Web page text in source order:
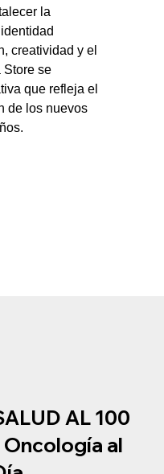
la
creatividad y el
Store se
que refleja el
de los nuevos
AL 100
Oncología al